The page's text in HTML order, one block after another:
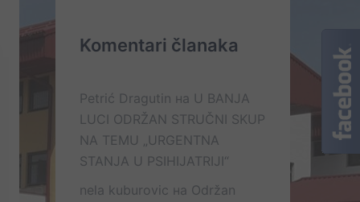
Komentari članaka
Petrić Dragutin на U BANJA
LUCI ODRŽAN STRUČNI SKUP
NA TEMU „URGENTNA
STANJA U PSIHIJATRIJI“
nela kuburovic на Održan